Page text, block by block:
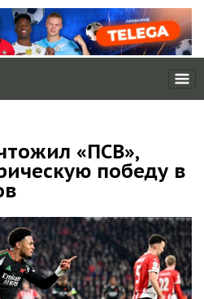
«ПСВ»,
победу в